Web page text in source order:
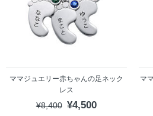
ママジュエリー赤ちゃんの足ネック
レス
¥8,400 ¥4,500
マ